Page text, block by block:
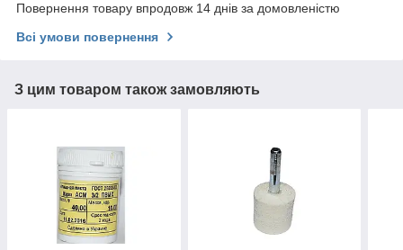
Повернення товару впродовж 14 днів за домовленістю
Всі умови повернення
З цим товаром також замовляють